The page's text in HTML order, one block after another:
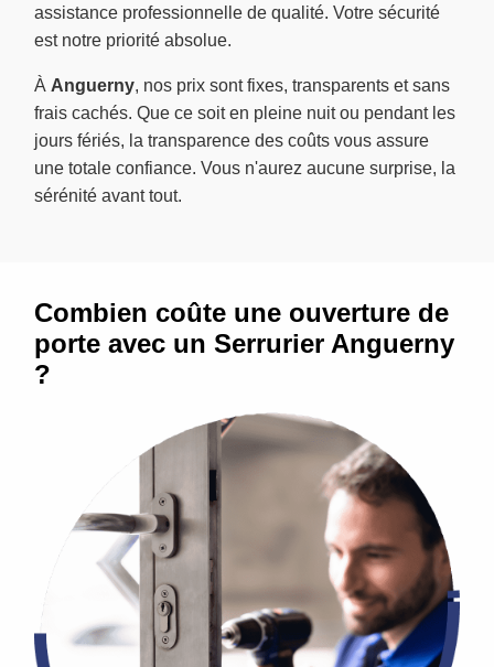
assistance professionnelle de qualité. Votre sécurité
est notre priorité absolue.
À Anguerny, nos prix sont fixes, transparents et sans
frais cachés. Que ce soit en pleine nuit ou pendant les
jours fériés, la transparence des coûts vous assure
une totale confiance. Vous n'aurez aucune surprise, la
sérénité avant tout.
Combien coûte une ouverture de
porte avec un Serrurier Anguerny
?